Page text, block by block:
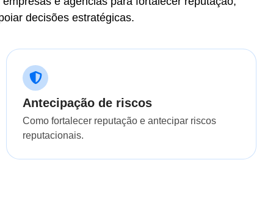
decisões estratégicas.
Antecipação de riscos
Como fortalecer reputação e antecipar riscos
reputacionais.